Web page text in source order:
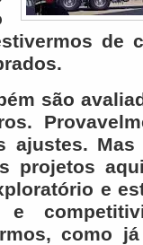
de
são
ajustes.
projetos
e
e
como